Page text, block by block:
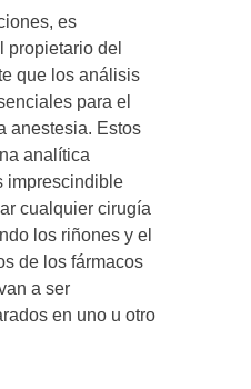
es
propietario del
que los análisis
para el
anestesia. Estos
analítica
imprescindible
cualquier cirugía
los riñones y el
de los fármacos
a ser
en uno u otro